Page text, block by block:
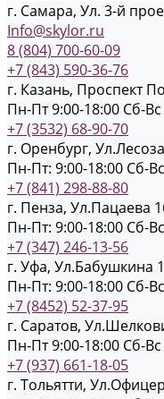
г. Самара, Ул. 3-й
Info@skylor.ru
8 (804) 700-60-09
+7 (843) 590-36-76
г. Казань, Проспект
Пн-Пт 9:00-18:00 Cб-
+7 (3532) 68-90-70
г. Оренбург,
Пн-Пт: 9:00-18:00 Cб-
+7 (841) 298-88-80
г. Пенза, Ул.Пацаева
Пн-Пт: 9:00-18:00 Cб-
+7 (347) 246-13-56
г. Уфа, Ул.Бабушкина
Пн-Пт: 9:00-18:00 Cб-
+7 (8452) 52-37-95
г. Саратов,
Пн-Пт 9:00-18:00 Cб-
+7 (937) 661-18-05
г. Тольятти,